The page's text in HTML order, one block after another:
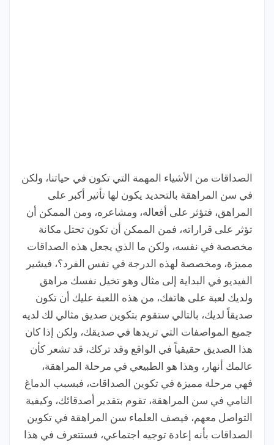
الصداقات من الأشياء المهمة التي تكون في حياتنا، ولكن
في سن المراهقة بالتحديد يكون لها تأثير أكبر على
المراهق، فتؤثر على أفعاله، ومشاعره، ومن الممكن أن
تؤثر على قراراته، فمن الممكن أن تكون تحتل مكانة
مخصصة في نفسه، ولكن ما الذي يجعل هذه الصداقات
مميزة، ومخصصة لهذه الدرجة في نفس الفرد؟، فيشير
الفيديو في البداية إلى مثال وهو تخيل نفسك مراهق
ولديك لعبة على هاتفك، من هذه اللعبة عليك أن تكون
صديقاً لديك، بالتالي ستقوم بتكوين صديق مثالي لك لديه
جميع المواصفات التي تريدها في صديقك، ولكن إذا كان
هذا الصديق حقيقياً في الواقع وقد تركك، قد تشعر كأن
عالمك أنهار، وهذا هو الطبيعي في مرحلة المراهقة،
فهي مرحلة مميزة في تكوين الصداقات، فبسبب الدماغ
النامي في سن المراهقة، تقوم بتقدير أصدقائك، وكيفية
التواصل معهم، فيصف العلماء سن المراهقة في تكوين
الصداقات بأنه إعادة توجيه اجتماعي، فستتعرف في هذا